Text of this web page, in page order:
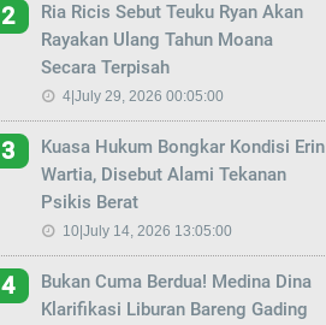
2
Ria Ricis Sebut Teuku Ryan Akan
Rayakan Ulang Tahun Moana
Secara Terpisah
4|July 29, 2026 00:05:00
3
Kuasa Hukum Bongkar Kondisi Erin
Wartia, Disebut Alami Tekanan
Psikis Berat
10|July 14, 2026 13:05:00
4
Bukan Cuma Berdua! Medina Dina
Klarifikasi Liburan Bareng Gading